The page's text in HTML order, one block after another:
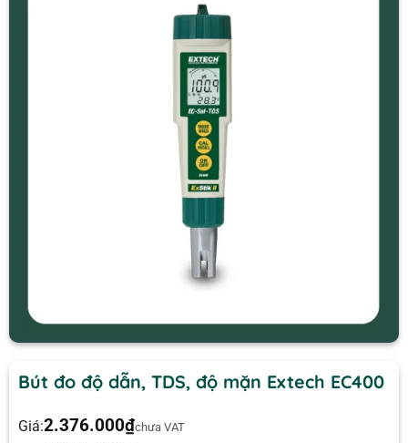
Bút đo độ dẫn, TDS, độ mặn Extech EC400
Giá:2.376.000₫chưa VAT